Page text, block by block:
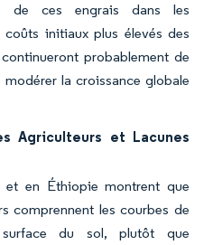
de ces engrais dans les
initiaux plus élevés des
probablement de
la croissance globale
Agriculteurs et Lacunes
et en Éthiopie montrent que
comprennent les courbes de
du sol, plutôt que